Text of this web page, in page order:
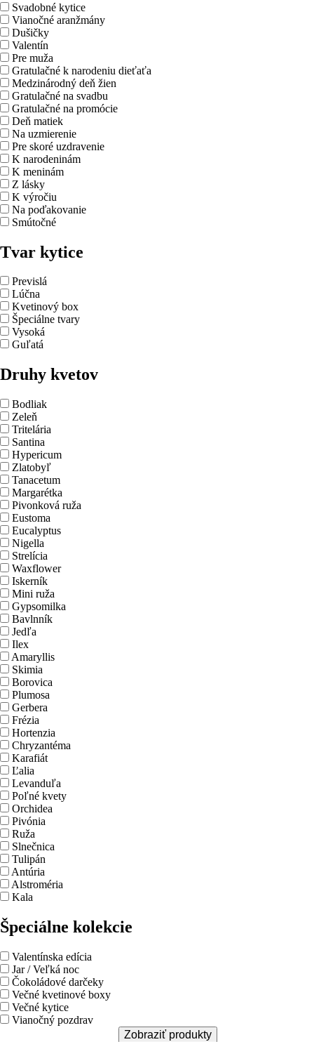
Svadobné kytice
Vianočné aranžmány
Dušičky
Valentín
Pre muža
Gratulačné k narodeniu dieťaťa
Medzinárodný deň žien
Gratulačné na svadbu
Gratulačné na promócie
Deň matiek
Na uzmierenie
Pre skoré uzdravenie
K narodeninám
K meninám
Z lásky
K výročiu
Na poďakovanie
Smútočné
Tvar kytice
Previslá
Lúčna
Kvetinový box
Špeciálne tvary
Vysoká
Guľatá
Druhy kvetov
Bodliak
Zeleň
Tritelária
Santina
Hypericum
Zlatobyľ
Tanacetum
Margarétka
Pivonková ruža
Eustoma
Eucalyptus
Nigella
Strelícia
Waxflower
Iskerník
Mini ruža
Gypsomilka
Bavlnník
Jedľa
Ilex
Amaryllis
Skimia
Borovica
Plumosa
Gerbera
Frézia
Hortenzia
Chryzantéma
Karafiát
Ľalia
Levanduľa
Poľné kvety
Orchidea
Pivónia
Ruža
Slnečnica
Tulipán
Antúria
Alstroméria
Kala
Špeciálne kolekcie
Valentínska edícia
Jar / Veľká noc
Čokoládové darčeky
Večné kvetinové boxy
Večné kytice
Vianočný pozdrav
Zobraziť produkty